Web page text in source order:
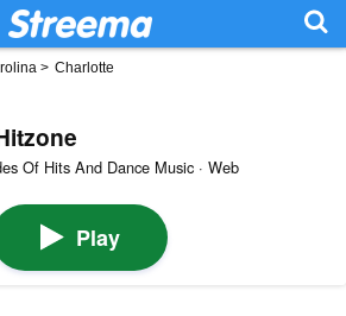
> Charlotte
Of Hits And Dance Music · Web
Play